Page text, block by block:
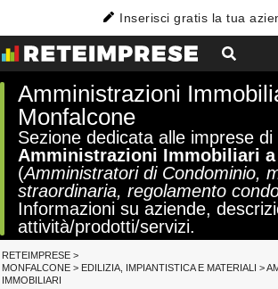
Inserisci gratis la tua
Amministrazioni
Monfalcone
Sezione dedicata alle imprese di
Amministrazioni Immobiliari
(Amministratori di Condominio,
straordinaria, regolamento
Informazioni su aziende,
attività/prodotti/servizi.
RETEIMPRESE >
MONFALCONE > EDILIZIA, IMPIANTISTICA E MATERIALI >
IMMOBILIARI